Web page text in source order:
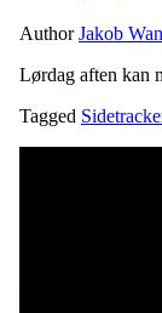
AuthorJakob
Lørdag aften kan
Tagged